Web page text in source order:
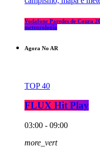
Vodafone Paredes de Coura
meteorologia
Agora No AR
TOP 40
FLUX Hit Play
03:00 - 09:00
more_vert